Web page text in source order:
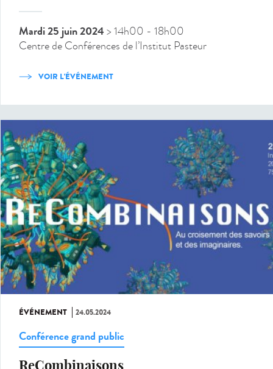
Mardi 25 juin 2024 > 14h00 - 18h00
Centre de Conférences de l’Institut Pasteur
VOIR L'ÉVÉNEMENT
ÉVÉNEMENT 24.05.2024
Conférence grand public
ReCombinaisons